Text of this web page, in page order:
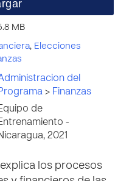
MB
, Elecciones
del
> Finanzas
de
-
2021
los procesos